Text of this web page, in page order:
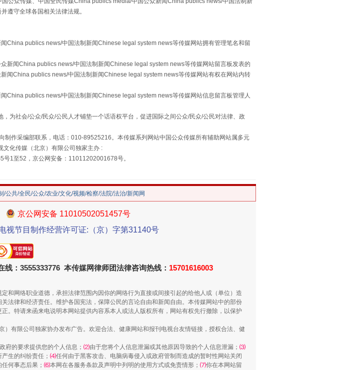
程"里的骗局 习近平的“航天情”
宝鉴定乱象
遵守全球各国相关法律法规。
China publics news/中国法制新闻Chinese legal system news等传媒网站拥有管理笔名和留
新闻China publics news/中国法制新闻Chinese legal system news等传媒网站留言板发表的
闻China publics news/中国法制新闻Chinese legal system news等传媒网站有权在网站内转
China publics news/中国法制新闻Chinese legal system news等传媒网站信息留言板管理人
为社会/公众/民众/公民人才铺垫一个话语权平台，促进国际之间公众/民众/公民对法律、政
作采编部联系，电话：010-89525216。本传媒系列网站中国公众传媒所有辅助网站属多元
化传媒（北京）有限公司独家主办 :
1至52，京公网安备：11011202001678号。
/公共/全民/公众/农业/文化/视频/检察/法院/法治/新闻网
京公网安备 11010502051457号
视节目制作经营许可证:（京）字第31140号
线：3555333776 本传媒网律师团法律咨询热线： 15701616003
和网络职业道德，承担法律范围内因你的网络行为直接或间接引起的给他人或（单位）造
法律和经济责任。维护各国宪法，保障公民的言论自由和新闻自由。本传媒网站中的部份
。特请来函来电说明本网站提供内容系本人或法人版权所有，网站有权先行撤除，以保护
有限公司独家协办发布广告。欢迎合法、健康网站和报刊电视台友情链接，授权合法、健
府的要求提供您的个人信息； ⑵由于您将个人信息泄漏或其他原因导致的个人信息泄漏； ⑶
生的纠纷责任； ⑷任何由于黑客攻击、电脑病毒侵入或政府管制而造成的暂时性网站关闭
何事态后果； ⑹本网在各服务条款及声明中列明的使用方式或免责情形； ⑺你在本网站留